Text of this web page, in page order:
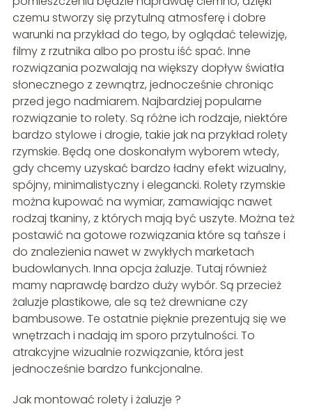
czemu stworzy się przytulną atmosferę i dobre
warunki na przykład do tego, by oglądać telewizję,
filmy z rzutnika albo po prostu iść spać. Inne
rozwiązania pozwalają na większy dopływ światła
słonecznego z zewnątrz, jednocześnie chroniąc
przed jego nadmiarem. Najbardziej popularne
rozwiązanie to rolety. Są różne ich rodzaje, niektóre
bardzo stylowe i drogie, takie jak na przykład rolety
rzymskie. Będą one doskonałym wyborem wtedy,
gdy chcemy uzyskać bardzo ładny efekt wizualny,
spójny, minimalistyczny i elegancki. Rolety rzymskie
można kupować na wymiar, zamawiając nawet
rodzaj tkaniny, z których mają być uszyte. Można też
postawić na gotowe rozwiązania które są tańsze i
do znalezienia nawet w zwykłych marketach
budowlanych. Inna opcja żaluzje. Tutaj również
mamy naprawdę bardzo duży wybór. Są przecież
żaluzje plastikowe, ale są też drewniane czy
bambusowe. Te ostatnie pięknie prezentują się we
wnętrzach i nadają im sporo przytulności. To
atrakcyjne wizualnie rozwiązanie, która jest
jednocześnie bardzo funkcjonalne.
Jak montować rolety i żaluzje ?